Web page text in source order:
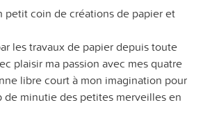
petit coin de créations de papier et
les travaux de papier depuis toute
plaisir ma passion avec mes quatre
libre court à mon imagination pour
de minutie des petites merveilles en